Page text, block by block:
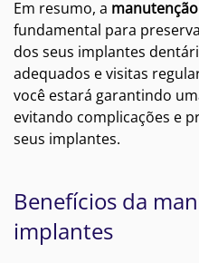
Em resumo, a
fundamental para
dos seus implantes
adequados e visitas
você estará garantindo
evitando complicações e
seus implantes.
Benefícios da
implantes